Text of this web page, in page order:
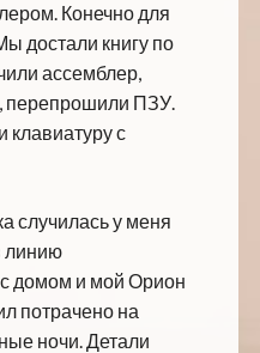
Конечно для
достали книгу по
ассемблер,
перепрошили ПЗУ.
клавиатуру с
случилась у меня
линию
домом и мой Орион
потрачено на
ночи. Детали